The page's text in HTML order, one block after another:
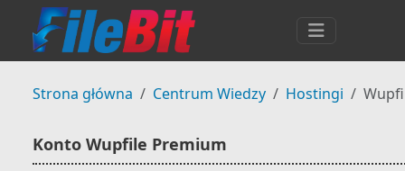
Strona główna Centrum Wiedzy Hostingi
Konto Wupfile Premium